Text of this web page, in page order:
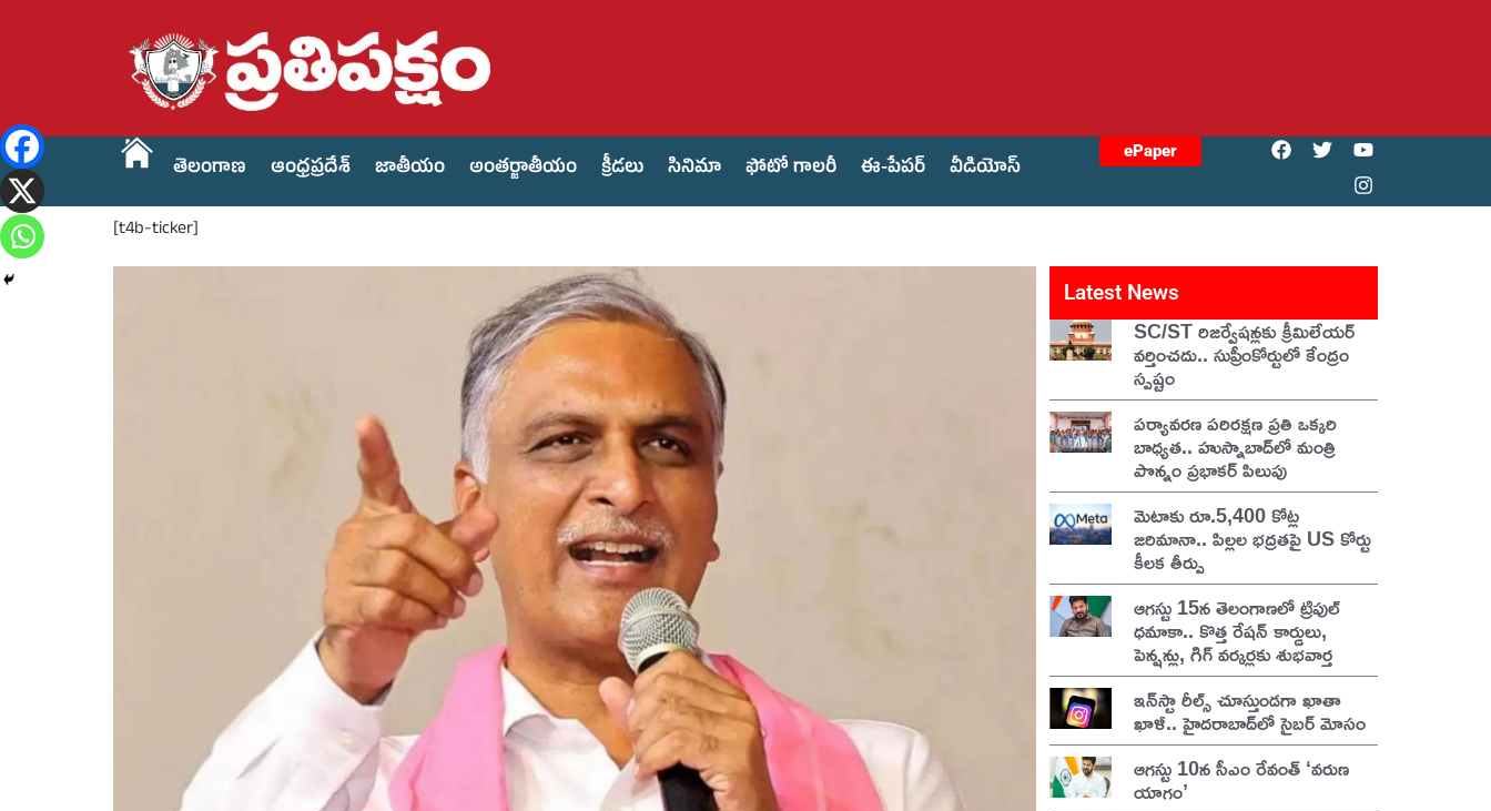
తెలంగాణ ఆంధ్రప్రదేశ్ జాతీయం అంతర్జాతీయం క్రీడలు సినిమా ఫోటో గాలరీ ఈ-పేపర్ వీడియోస్
ePaper
[t4b-ticker]
Latest News
SC/ST రిజర్వేషన్లకు క్రీమిలేయర్
వర్తించదు.. సుప్రీంకోర్టులో కేంద్రం
స్పష్టం
పర్యావరణ పరిరక్షణ ప్రతి ఒక్కరి
బాధ్యత.. హుస్నాబాద్‌లో మంత్రి
పొన్నం ప్రభాకర్ పిలుపు
మెటాకు రూ.5,400 కోట్ల
జరిమానా.. పిల్లల భద్రతపై US కోర్టు
కీలక తీర్పు
ఆగస్టు 15న తెలంగాణలో ట్రిపుల్
ధమాకా.. కొత్త రేషన్ కార్డులు,
పెన్షన్లు, గిగ్ వర్కర్లకు శుభవార్త
ఇన్‌స్టా రీల్స్ చూస్తుండగా ఖాతా
ఖాళీ.. హైదరాబాద్‌లో సైబర్ మోసం
ఆగస్టు 10న సీఎం రేవంత్ ‘వరుణ
యాగం’